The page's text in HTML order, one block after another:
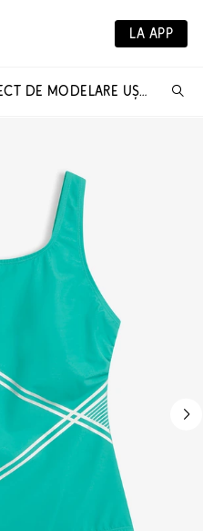
LA APP
COSTUM DE BAIE CU EFECT DE MODELARE UȘOR ȘI DETALII AURII